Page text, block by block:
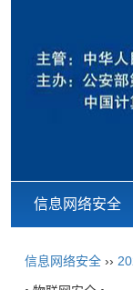
信息网络安全
信息网络安全 ››